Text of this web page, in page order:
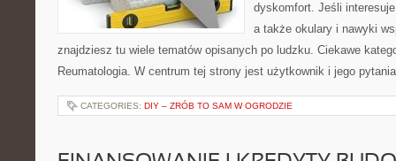
dyskomfort. Jeśli
a także okulary i nawyki
znajdziesz tu wiele tematów opisanych po ludzku. Ciekawe
Reumatologia. W centrum tej strony jest użytkownik i jego
CATEGORIES: DIY – ZRÓB TO SAM W OGRODZIE